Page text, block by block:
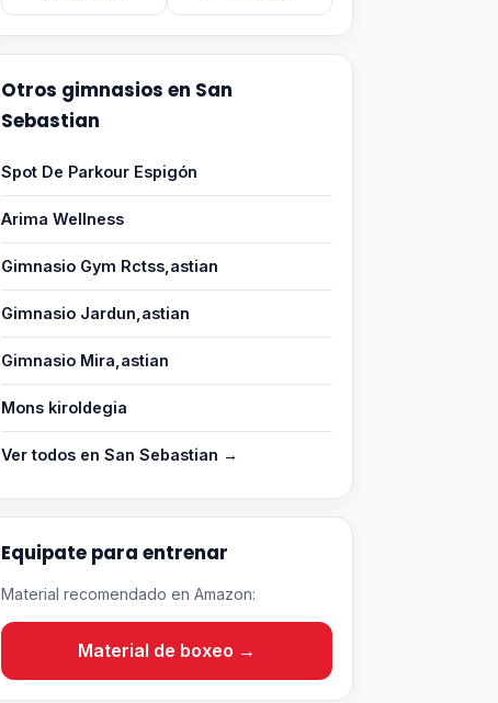
Otros gimnasios en San
Sebastian
Spot De Parkour Espigón
Arima Wellness
Gimnasio Gym Rctss,astian
Gimnasio Jardun,astian
Gimnasio Mira,astian
Mons kiroldegia
Ver todos en San Sebastian →
Equipate para entrenar
Material recomendado en Amazon:
Material de boxeo →